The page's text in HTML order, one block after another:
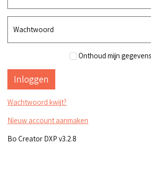
Wachtwoord
Onthoud mijn gegevens
Wachtwoord kwijt?
Nieuw account aanmaken
Bo Creator DXP v3.2.8